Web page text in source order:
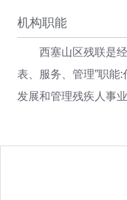
机构职能
西塞山区残联是
表、服务、管理”职能
发展和管理残疾人事